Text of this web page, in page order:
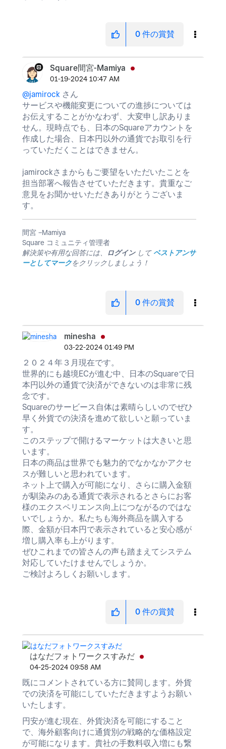
0 件の賞賛
Square間宮-Mamiya
‎01-19-2024 10:47 AM
@jamirock さん
サービスや機能変更についての進捗については
お伝えすることがかなわず、大変申し訳ありま
せん。現時点でも、日本のSquareアカウントを
作成した場合、日本円以外の通貨でお取引を行
っていただくことはできません。
jamirockさまからもご要望をいただいたことを
担当部署へ報告させていただきます。貴重なご
意見をお聞かせいただきありがとうございま
す。
間宮 −Mamiya
Square コミュニティ管理者
解決策や有用な回答には、
ログインして ベストアンサ
ーとしてマークをクリックしましょう！
0 件の賞賛
minesha
‎03-22-2024 01:49 PM
２０２４年３月現在です。
世界的にも越境ECが進む中、日本のSquareで日
本円以外の通貨で決済ができないのは非常に残
念です。
Squareのサービース自体は素晴らしいのでぜひ
早く外貨での決済を進めて欲しいと願っていま
す。
このステップで開けるマーケットは大きいと思
います。
日本の商品は世界でも魅力的でなかなかアクセ
スが難しいと思われています。
ネット上で購入が可能になり、さらに購入金額
が馴染みのある通貨で表示されるとさらにお客
様のエクスペリエンス向上につながるのではな
いでしょうか。私たちも海外商品を購入する
際、金額が日本円で表示されていると安心感が
増し購入率も上がります。
ぜひこれまでの皆さんの声も踏まえてシステム
対応していたけませんでしょうか。
ご検討よろしくお願いします。
0 件の賞賛
はなだフォトワークスすみだ
‎04-25-2024 09:58 AM
既にコメントされている方に賛同します。外貨
での決済を可能にしていただきますようお願い
いたします。
円安が進む現在、外貨決済を可能にすること
で、海外顧客向けに通貨別の戦略的な価格設定
が可能になります。貴社の手数料収入増にも繋